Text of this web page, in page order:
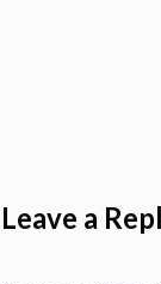
Leave a